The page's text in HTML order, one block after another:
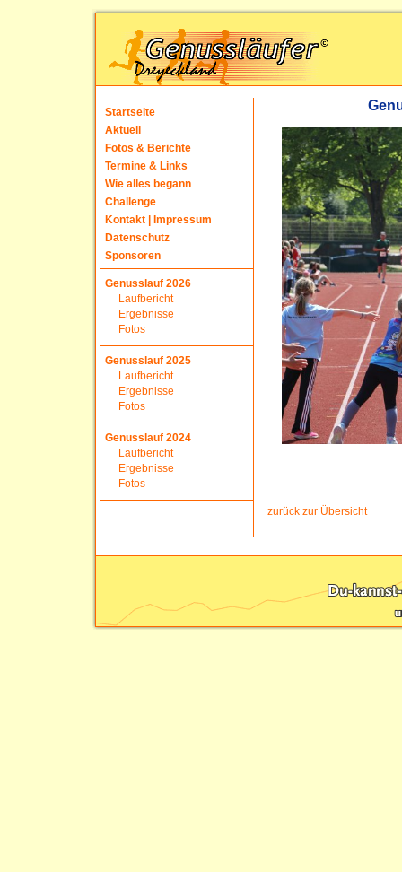
Startseite
Aktuell
Fotos & Berichte
Termine & Links
Wie alles begann
Challenge
Kontakt | Impressum
Datenschutz
Sponsoren
Genusslauf 2026
Laufbericht
Ergebnisse
Fotos
Genusslauf 2025
Laufbericht
Ergebnisse
Fotos
Genusslauf 2024
Laufbericht
Ergebnisse
Fotos
zurück zur Übersicht